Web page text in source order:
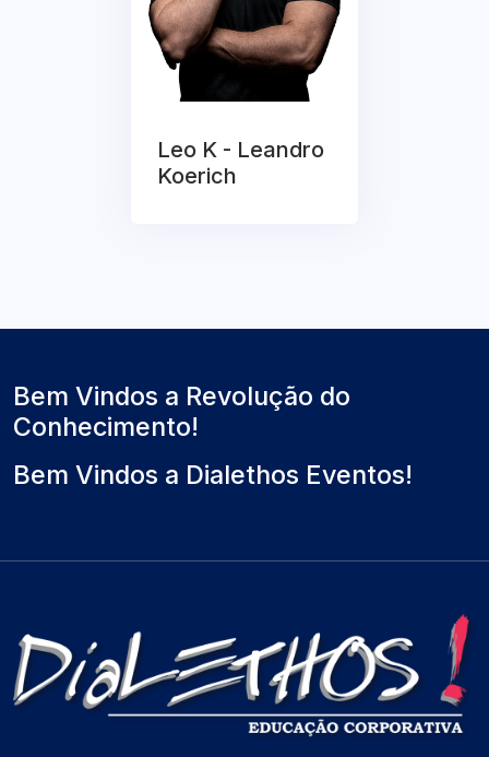
Leo K - Leandro
Koerich
Bem Vindos a Revolução do
Conhecimento!
Bem Vindos a Dialethos Eventos!